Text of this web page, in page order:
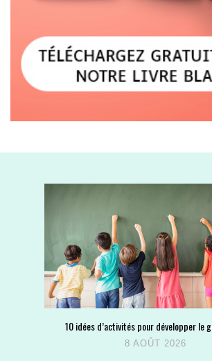
10 idées d’activités pour développer le
8 AOÛT 2026